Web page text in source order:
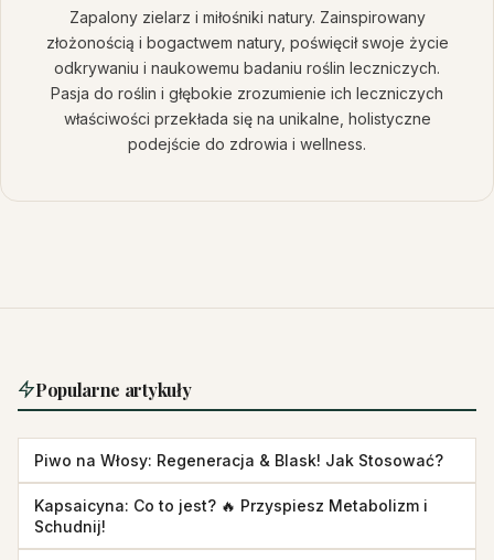
Zapalony zielarz i miłośniki natury. Zainspirowany
złożonością i bogactwem natury, poświęcił swoje życie
odkrywaniu i naukowemu badaniu roślin leczniczych.
Pasja do roślin i głębokie zrozumienie ich leczniczych
właściwości przekłada się na unikalne, holistyczne
podejście do zdrowia i wellness.
Popularne artykuły
Piwo na Włosy: Regeneracja & Blask! Jak Stosować?
Kapsaicyna: Co to jest? 🔥 Przyspiesz Metabolizm i
Schudnij!